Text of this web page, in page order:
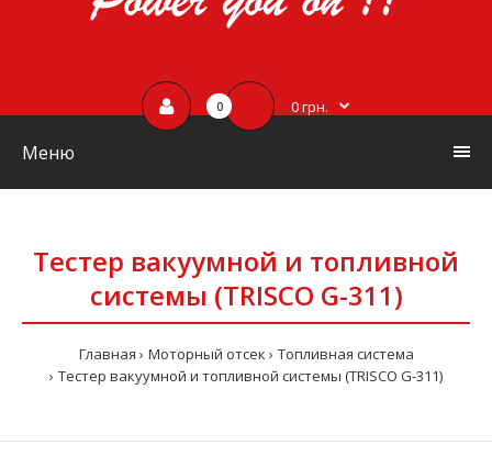
0 0 грн.
Меню
Тестер вакуумной и топливной
системы (TRISCO G-311)
Главная Моторный отсек
Топливная система
Тестер вакуумной и топливной системы (TRISCO G-311)